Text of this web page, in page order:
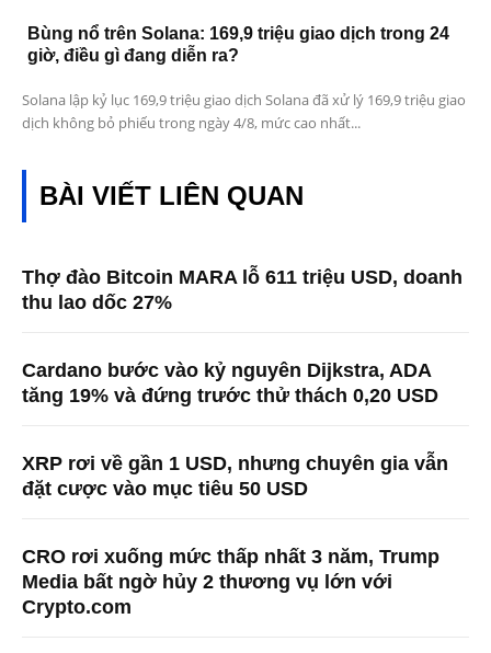
Bùng nổ trên Solana: 169,9 triệu giao dịch trong 24
giờ, điều gì đang diễn ra?
Solana lập kỷ lục 169,9 triệu giao dịch Solana đã xử lý 169,9 triệu giao
dịch không bỏ phiếu trong ngày 4/8, mức cao nhất...
BÀI VIẾT LIÊN QUAN
Thợ đào Bitcoin MARA lỗ 611 triệu USD, doanh
thu lao dốc 27%
Cardano bước vào kỷ nguyên Dijkstra, ADA
tăng 19% và đứng trước thử thách 0,20 USD
XRP rơi về gần 1 USD, nhưng chuyên gia vẫn
đặt cược vào mục tiêu 50 USD
CRO rơi xuống mức thấp nhất 3 năm, Trump
Media bất ngờ hủy 2 thương vụ lớn với
Crypto.com